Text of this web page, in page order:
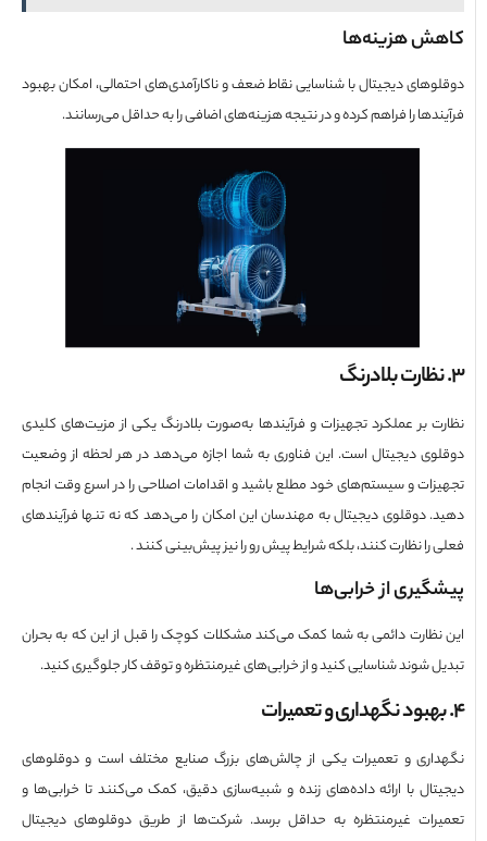
هزینه‌ها
دیجیتال با شناسایی نقاط ضعف و ناکارآمدی‌های احتمالی، امکان بهبود
را فراهم کرده و در نتیجه هزینه‌های اضافی را به حداقل می‌رسانند.
بر عملکرد تجهیزات و فرآیندها به‌صورت بلادرنگ یکی از مزیت‌های کلیدی
دیجیتال است. این فناوری به شما اجازه می‌دهد در هر لحظه از وضعیت
و سیستم‌های خود مطلع باشید و اقدامات اصلاحی را در اسرع وقت انجام
دوقلوی دیجیتال به مهندسان این امکان را می‌دهد که نه تنها فرآیندهای
را نظارت کنند، بلکه شرایط پیش رو را نیز پیش‌بینی کنند .
از خرابی‌ها
دائمی به شما کمک می‌کند مشکلات کوچک را قبل از این که به بحران
شوند شناسایی کنید و از خرابی‌های غیرمنتظره و توقف کار جلوگیری کنید.
و تعمیرات یکی از چالش‌های بزرگ صنایع مختلف است و دوقلوهای
با ارائه داده‌های زنده و شبیه‌سازی دقیق، کمک می‌کنند تا خرابی‌ها و
غیرمنتظره به حداقل برسد. شرکت‌ها از طریق دوقلوهای دیجیتال